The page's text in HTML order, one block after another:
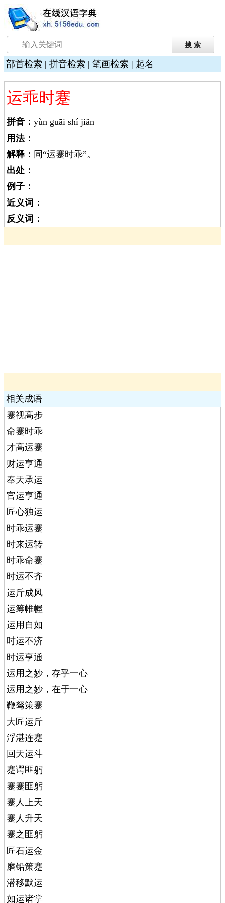
部首检索 | 拼音检索 | 笔画检索 | 起名
运乖时蹇
拼音： yùn guāi shí jiǎn
用法：
解释： 同“运蹇时乖”。
出处：
例子：
近义词：
反义词：
相关成语
蹇视高步
命蹇时乖
才高运蹇
财运亨通
奉天承运
官运亨通
匠心独运
时乖运蹇
时来运转
时乖命蹇
时运不齐
运斤成风
运筹帷幄
运用自如
时运不济
时运亨通
运用之妙，存乎一心
运用之妙，在于一心
鞭驽策蹇
大匠运斤
浮湛连蹇
回天运斗
蹇谔匪躬
蹇蹇匪躬
蹇人上天
蹇人升天
蹇之匪躬
匠石运金
磨铅策蹇
潜移默运
如运诸掌